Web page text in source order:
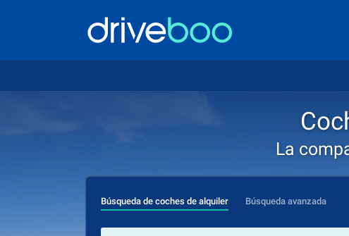
La
Búsqueda de coches de alquiler Búsqueda avanzada